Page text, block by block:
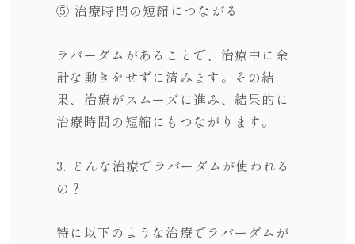
⑤ 治療時間の短縮につながる
ラバーダムがあることで、治療中に余
計な動きをせずに済みます。その結
果、治療がスムーズに進み、結果的に
治療時間の短縮にもつながります。
3. どんな治療でラバーダムが使われる
の？
特に以下のような治療でラバーダムが